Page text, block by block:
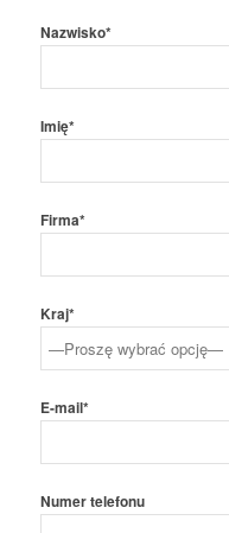
Nazwisko*
Imię*
Firma*
Kraj*
E-mail*
Numer telefonu